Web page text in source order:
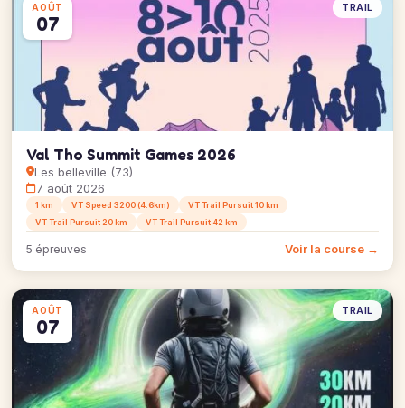
AOÛT
07
TRAIL
Val Tho Summit Games 2026
Les belleville (73)
7 août 2026
1 km VT Speed 3200 (4.6km)
VT Trail Pursuit 10 km
VT Trail Pursuit 20 km
VT Trail Pursuit 42 km
5 épreuves Voir la course →
AOÛT
07
TRAIL